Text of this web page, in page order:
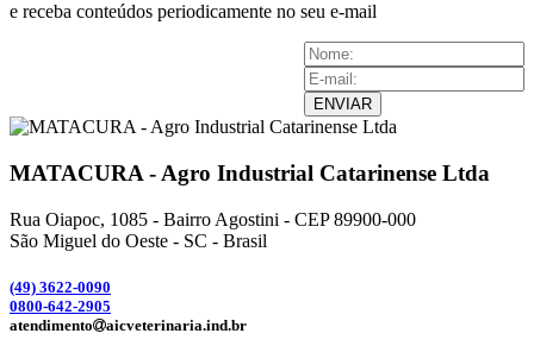
e receba conteúdos periodicamente no seu e-mail
ENVIAR
MATACURA - Agro Industrial Catarinense Ltda
Rua Oiapoc, 1085 - Bairro Agostini - CEP 89900-000
São Miguel do Oeste - SC - Brasil
(49) 3622-0090
0800-642-2905
atendimento
aicveterinaria.ind.br